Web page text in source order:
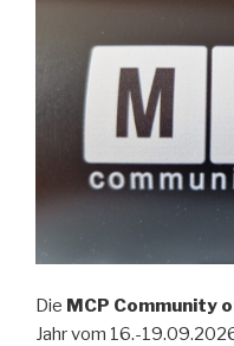
Die MCP Community
Jahr vom 16.-